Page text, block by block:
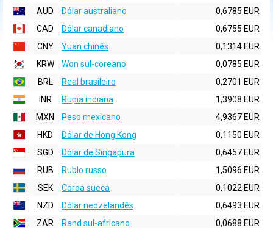
AUD
Dólar australiano
0,6785 EUR
CAD
Dólar canadiano
0,6755 EUR
CNY
Yuan chinês
0,1314 EUR
KRW
Won sul-coreano
0,0785 EUR
BRL
Real brasileiro
0,2701 EUR
INR
Rupia indiana
1,3908 EUR
MXN
Peso mexicano
4,9367 EUR
HKD
Dólar de Hong Kong
0,1150 EUR
SGD
Dólar de Singapura
0,6457 EUR
RUB
Rublo russo
1,5096 EUR
SEK
Coroa sueca
0,1022 EUR
NZD
Dólar neozelandês
0,6493 EUR
ZAR
Rand sul-africano
0,0688 EUR